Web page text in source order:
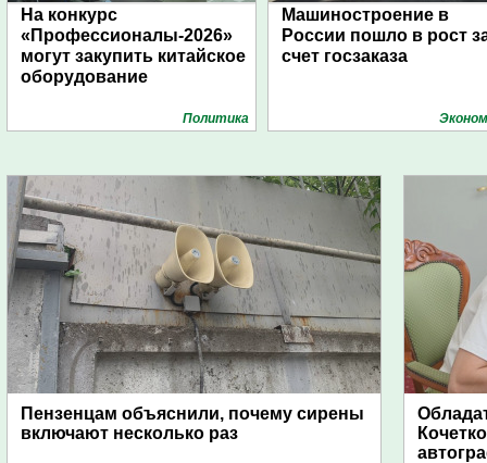
На конкурс
«Профессионалы-2026»
могут закупить китайское
оборудование
Политика
Машиностроение в
России пошло в рост
счет госзаказа
Пензенцам объяснили, почему сирены
включают несколько раз